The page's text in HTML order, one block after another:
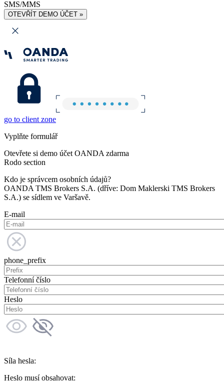
SMS/MMS
OTEVŘÍT DEMO ÚČET »
go to client zone
Vyplňte formulář
Otevřete si demo účet OANDA zdarma
Rodo section
Kdo je správcem osobních údajů?
OANDA TMS Brokers S.A. (dříve: Dom Maklerski TMS Brokers
S.A.) se sídlem ve Varšavě.
E-mail
phone_prefix
Telefonní číslo
Heslo
Síla hesla:
Heslo musí obsahovat: